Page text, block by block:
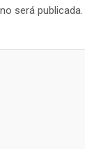
será publicada.